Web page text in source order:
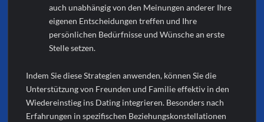
auch unabhängig von den Meinungen anderer Ihre
eigenen Entscheidungen treffen und Ihre
persönlichen Bedürfnisse und Wünsche an erste
Stelle setzen.
Indem Sie diese Strategien anwenden, können Sie die
Unterstützung von Freunden und Familie effektiv in den
Wiedereinstieg ins Dating integrieren. Besonders nach
Erfahrungen in spezifischen Beziehungskonstellationen